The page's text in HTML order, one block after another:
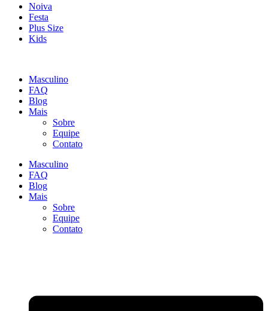
Noiva
Festa
Plus Size
Kids
Masculino
FAQ
Blog
Mais
Sobre
Equipe
Contato
Masculino
FAQ
Blog
Mais
Sobre
Equipe
Contato